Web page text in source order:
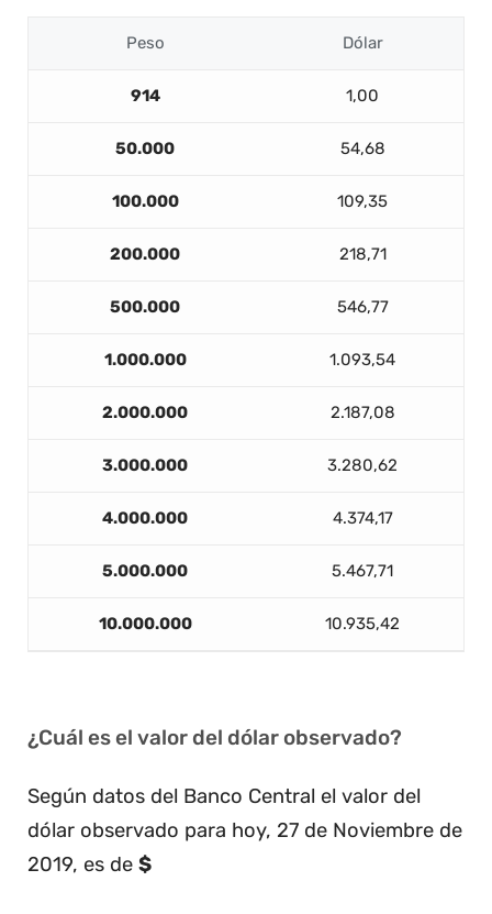
Peso Dólar
914 1,00
50.000 54,68
100.000 109,35
200.000 218,71
500.000 546,77
1.000.000 1.093,54
2.000.000 2.187,08
3.000.000 3.280,62
4.000.000 4.374,17
5.000.000 5.467,71
10.000.000 10.935,42
¿Cuál es el valor del dólar observado?
Según datos del Banco Central el valor del
dólar observado para hoy, 27 de Noviembre de
2019, es de $